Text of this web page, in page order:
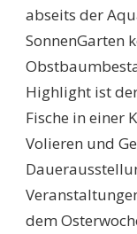
abseits der
SonnenGarten
Highlight ist
Fische in einer
Volieren und
dem